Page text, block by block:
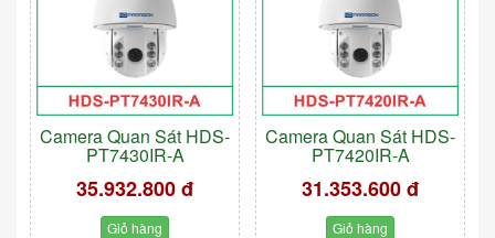
Camera Quan Sát HDS-
PT7430IR-A
35.932.800 đ
Giỏ hàng
Camera Quan Sát HDS-
PT7420IR-A
31.353.600 đ
Giỏ hàng